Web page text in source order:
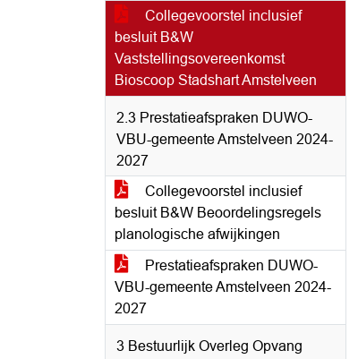
Collegevoorstel inclusief
besluit B&W
Vaststellingsovereenkomst
Bioscoop Stadshart Amstelveen
2.3 Prestatieafspraken DUWO-
VBU-gemeente Amstelveen 2024-
2027
Collegevoorstel inclusief
besluit B&W Beoordelingsregels
planologische afwijkingen
Prestatieafspraken DUWO-
VBU-gemeente Amstelveen 2024-
2027
3 Bestuurlijk Overleg Opvang